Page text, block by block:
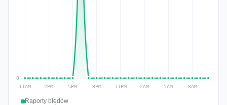
Raporty błędów